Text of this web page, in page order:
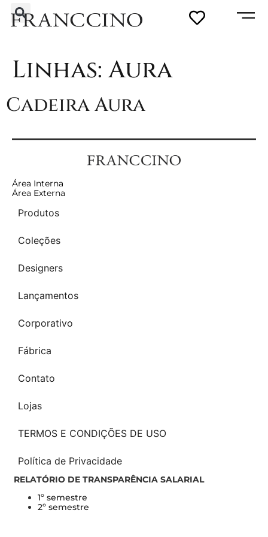
Linhas:Aura
Cadeira Aura
Área Interna
Área Externa
Produtos
Coleções
Designers
Lançamentos
Corporativo
Fábrica
Contato
Lojas
TERMOS E CONDIÇÕES DE USO
Política de Privacidade
RELATÓRIO DE TRANSPARÊNCIA SALARIAL
1º semestre
2º semestre